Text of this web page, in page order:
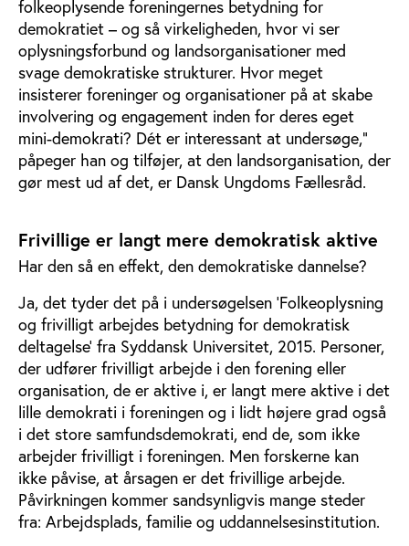
folkeoplysende foreningernes betydning for
demokratiet – og så virkeligheden, hvor vi ser
oplysningsforbund og landsorganisationer med
svage demokratiske strukturer. Hvor meget
insisterer foreninger og organisationer på at skabe
involvering og engagement inden for deres eget
mini-demokrati? Dét er interessant at undersøge,”
påpeger han og tilføjer, at den landsorganisation, der
gør mest ud af det, er Dansk Ungdoms Fællesråd.
Frivillige er langt mere demokratisk aktive
Har den så en effekt, den demokratiske dannelse?
Ja, det tyder det på i undersøgelsen ’Folkeoplysning
og frivilligt arbejdes betydning for demokratisk
deltagelse’ fra Syddansk Universitet, 2015. Personer,
der udfører frivilligt arbejde i den forening eller
organisation, de er aktive i, er langt mere aktive i det
lille demokrati i foreningen og i lidt højere grad også
i det store samfundsdemokrati, end de, som ikke
arbejder frivilligt i foreningen. Men forskerne kan
ikke påvise, at årsagen er det frivillige arbejde.
Påvirkningen kommer sandsynligvis mange steder
fra: Arbejdsplads, familie og uddannelsesinstitution.